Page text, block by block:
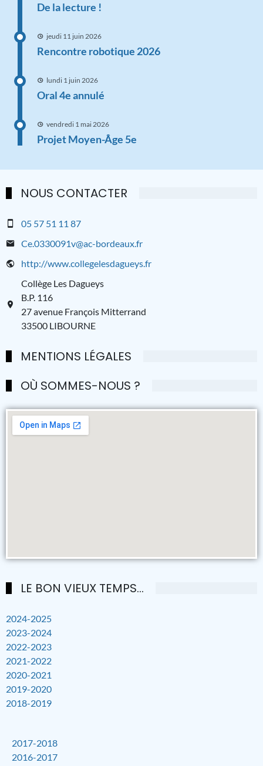
De la lecture !
jeudi 11 juin 2026
Rencontre robotique 2026
lundi 1 juin 2026
Oral 4e annulé
vendredi 1 mai 2026
Projet Moyen-Âge 5e
NOUS CONTACTER
05 57 51 11 87
Ce.0330091v@ac-bordeaux.fr
http://www.collegelesdagueys.fr
Collège Les Dagueys
B.P. 116
27 avenue François Mitterrand
33500 LIBOURNE
MENTIONS LÉGALES
OÙ SOMMES-NOUS ?
LE BON VIEUX TEMPS...
2024-2025
2023-2024
2022-2023
2021-2022
2020-2021
2019-2020
2018-2019
2017-2018
2016-2017